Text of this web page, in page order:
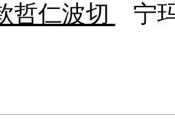
哲仁波切 宁